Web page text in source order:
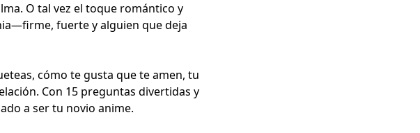
O tal vez el toque romántico y
fuerte y alguien que deja
cómo te gusta que te amen, tu
Con 15 preguntas divertidas y
a ser tu novio anime.